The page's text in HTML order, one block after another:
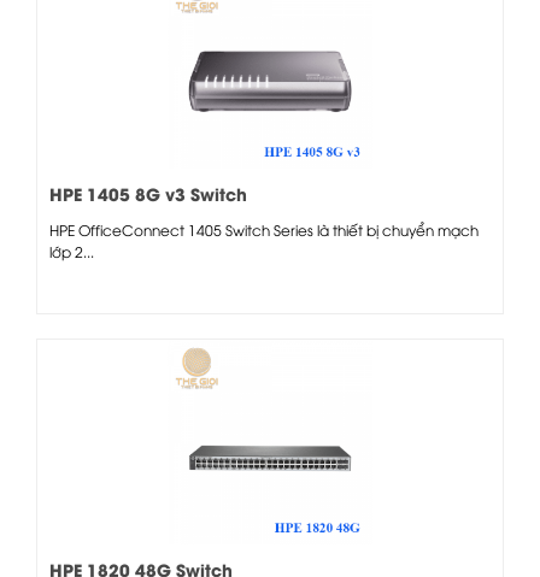
HPE 1405 8G v3 Switch
HPE OfficeConnect 1405 Switch Series là thiết bị chuyển mạch
lớp 2...
HPE 1820 48G Switch